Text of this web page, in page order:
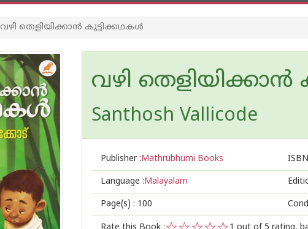
വഴി തെളിയിക്കാൻ കുട്ടിക്കഥകൾ
വഴി
Santhosh Vallicode
Publisher :Mathrubhumi Books
Language :Malayalam
Page(s) : 100